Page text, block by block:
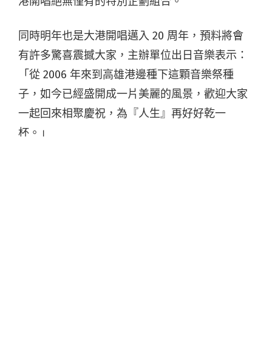
同時明年也是大港開唱邁入 20 周年，預料將會
有許多驚喜震撼大家，主辦單位出日音樂表示：
「從 2006 年來到高雄港邊種下這顆音樂祭種
子，如今已經盛開成一片美麗的風景，歡迎大家
一起回來相聚慶祝，為『人生』再好好乾一
杯。」